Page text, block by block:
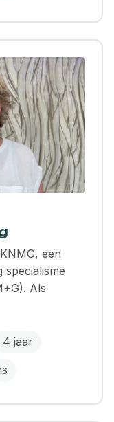
een
specialisme
Als
4 jaar